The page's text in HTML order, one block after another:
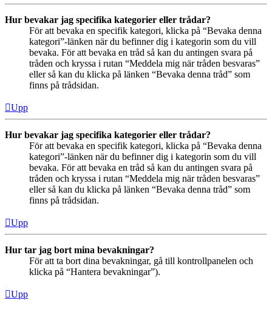
Hur bevakar jag specifika kategorier eller trådar?
För att bevaka en specifik kategori, klicka på “Bevaka denna
kategori”-länken när du befinner dig i kategorin som du vill
bevaka. För att bevaka en tråd så kan du antingen svara på
tråden och kryssa i rutan “Meddela mig när tråden besvaras”
eller så kan du klicka på länken “Bevaka denna tråd” som
finns på trådsidan.
Upp
Hur bevakar jag specifika kategorier eller trådar?
För att bevaka en specifik kategori, klicka på “Bevaka denna
kategori”-länken när du befinner dig i kategorin som du vill
bevaka. För att bevaka en tråd så kan du antingen svara på
tråden och kryssa i rutan “Meddela mig när tråden besvaras”
eller så kan du klicka på länken “Bevaka denna tråd” som
finns på trådsidan.
Upp
Hur tar jag bort mina bevakningar?
För att ta bort dina bevakningar, gå till kontrollpanelen och
klicka på “Hantera bevakningar”).
Upp